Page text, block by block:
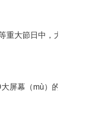
大節日中，大型顯示
屏幕（mù）的專（